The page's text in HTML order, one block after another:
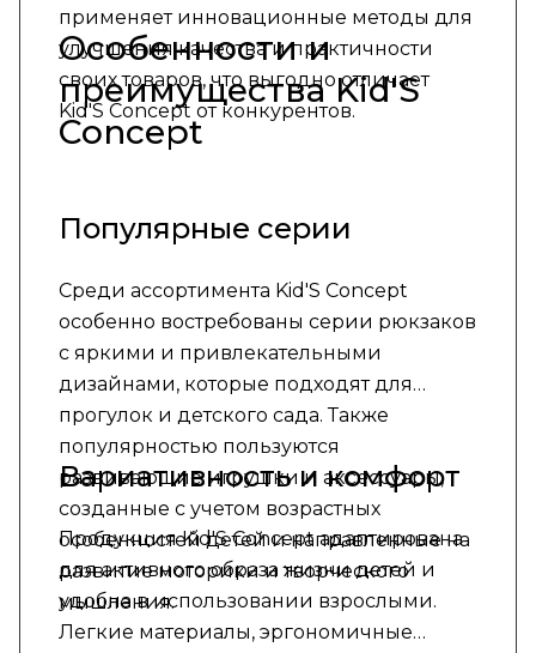
применяет инновационные методы для
улучшения качества и практичности
своих товаров, что выгодно отличает
Kid'S Concept от конкурентов.
Особенности и
преимущества Kid'S
Concept
Популярные серии
Среди ассортимента Kid'S Concept
особенно востребованы серии рюкзаков
с яркими и привлекательными
дизайнами, которые подходят для
прогулок и детского сада. Также
популярностью пользуются
развивающие игрушки и аксессуары,
созданные с учетом возрастных
особенностей детей и направленные на
развитие моторики и творческого
мышления.
Вариативность и комфорт
Продукция Kid'S Concept адаптирована
для активного образа жизни детей и
удобна в использовании взрослыми.
Легкие материалы, эргономичные